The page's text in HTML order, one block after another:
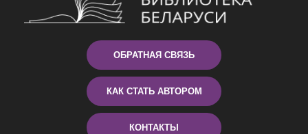
ОБРАТНАЯ СВЯЗЬ
КАК СТАТЬ АВТОРОМ
КОНТАКТЫ